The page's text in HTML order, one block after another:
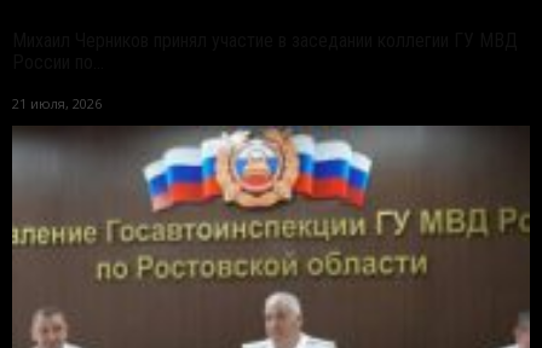
21 июля, 2026